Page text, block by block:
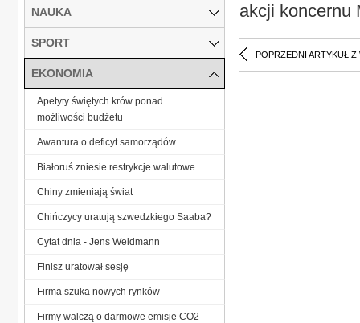
akcji koncernu
POPRZEDNI ARTYKUŁ Z
NAUKA
SPORT
EKONOMIA
Apetyty świętych krów ponad
możliwości budżetu
Awantura o deficyt samorządów
Białoruś zniesie restrykcje walutowe
Chiny zmieniają świat
Chińczycy uratują szwedzkiego Saaba?
Cytat dnia - Jens Weidmann
Finisz uratował sesję
Firma szuka nowych rynków
Firmy walczą o darmowe emisje CO2